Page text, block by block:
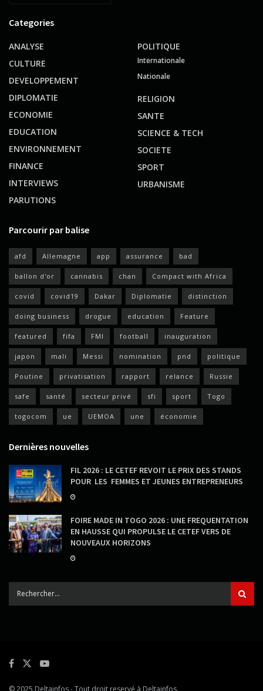
Categories
ANALYSE
CULTURE
DEVELOPPEMENT
DIPLOMATIE
ECONOMIE
EDUCATION
ENVIRONNEMENT
FINANCE
INTERVIEWS
PARUTIONS
POLITIQUE
Internationale
Nationale
RELIGION
SANTE
SCIENCE & TECH
SOCIETE
SPORT
URBANISME
Parcourir par balise
afd Allemagne app assurance bad
ballon d'or cannabis chan Compact with Africa
covid covid19 Dakar Diplomatie distinction
doing business drogue education Feature
featured fifa FMI football inauguration
japon mali Messi nomination pnd politique
Poutine privatisation rapport relance Russie
safe santé secteur privé sfi sport Togo
togocom ue UEMOA une économie
Dernières nouvelles
FIL 2026 : LE CETEF REVOIT LE PRIX DES STANDS
POUR LES FEMMES ET JEUNES ENTREPRENEURS
FOIRE MADE IN TOGO 2026 : UNE FREQUENTATION
EN HAUSSE QUI PROPULSE LE CETEF VERS DE
NOUVEAUX HORIZONS
© 2025 Deltainfos- Tout droit reservé à Deltainfos.